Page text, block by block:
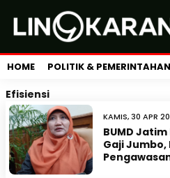
HOME POLITIK & PEMERINTAHAN
Efisiensi
KAMIS, 30 APR
BUMD
Gaji